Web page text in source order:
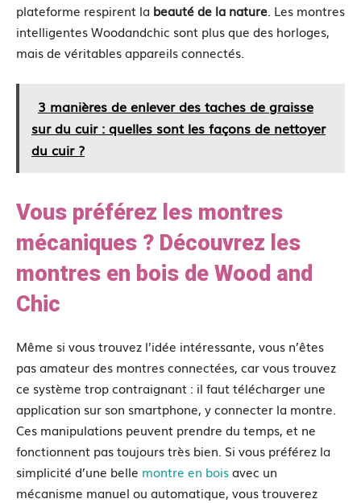
plateforme respirent la beauté de la nature. Les montres
intelligentes Woodandchic sont plus que des horloges,
mais de véritables appareils connectés.
3 manières de enlever des taches de graisse
sur du cuir : quelles sont les façons de nettoyer
du cuir ?
Vous préférez les montres
mécaniques ? Découvrez les
montres en bois de Wood and
Chic
Même si vous trouvez l’idée intéressante, vous n’êtes
pas amateur des montres connectées, car vous trouvez
ce système trop contraignant : il faut télécharger une
application sur son smartphone, y connecter la montre.
Ces manipulations peuvent prendre du temps, et ne
fonctionnent pas toujours très bien. Si vous préférez la
simplicité d’une belle montre en boisavec un
mécanisme manuel ou automatique, vous trouverez